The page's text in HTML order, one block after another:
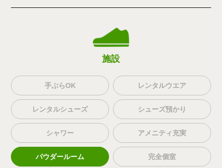
施設
手ぶらOK レンタルウエア
レンタルシューズ シューズ預かり
シャワー アメニティ充実
パウダールーム 完全個室